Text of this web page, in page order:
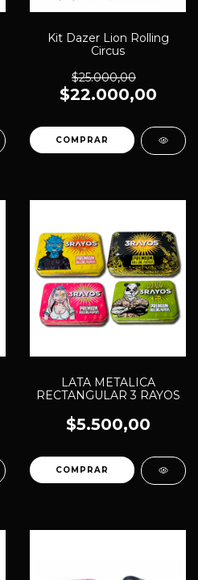
Kit Dazer Lion Rolling
Circus
$25.000,00
$22.000,00
LATA METALICA
RECTANGULAR 3 RAYOS
$5.500,00